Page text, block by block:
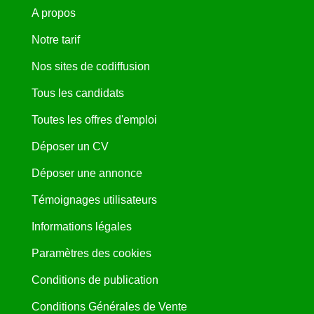
A propos
Notre tarif
Nos sites de codiffusion
Tous les candidats
Toutes les offres d'emploi
Déposer un CV
Déposer une annonce
Témoignages utilisateurs
Informations légales
Paramètres des cookies
Conditions de publication
Conditions Générales de Vente